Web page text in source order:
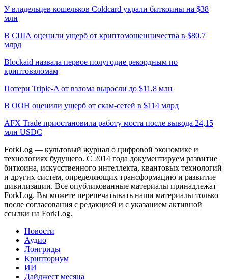
У владельцев кошельков Coldcard украли биткоины на $38
млн
В США оценили ущерб от криптомошенничества в $80,7
млрд
Blockaid назвала первое полугодие рекордным по
криптовзломам
Потери Triple-A от взлома выросли до $11,8 млн
В ООН оценили ущерб от скам-сетей в $114 млрд
AFX Trade приостановила работу моста после вывода 24,15
млн USDC
ForkLog — культовый журнал о цифровой экономике и
технологиях будущего. С 2014 года документируем развитие
биткоина, искусственного интеллекта, квантовых технологий
и других систем, определяющих трансформацию и развитие
цивилизации. Все опубликованные материалы принадлежат
ForkLog. Вы можете перепечатывать наши материалы только
после согласования с редакцией и с указанием активной
ссылки на ForkLog.
Новости
Аудио
Лонгриды
Крипториум
ИИ
Дайджест месяца